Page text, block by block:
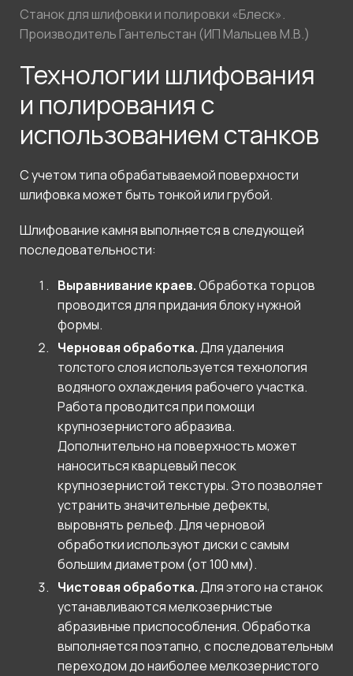
Станок для шлифовки и полировки «Блеск».
Производитель Гантельстан (ИП Мальцев М.В.)
Технологии шлифования
и полирования с
использованием станков
С учетом типа обрабатываемой поверхности
шлифовка может быть тонкой или грубой.
Шлифование камня выполняется в следующей
последовательности:
Выравнивание краев.Обработка торцов
проводится для придания блоку нужной
формы.
Черновая обработка.Для удаления
толстого слоя используется технология
водяного охлаждения рабочего участка.
Работа проводится при помощи
крупнозернистого абразива.
Дополнительно на поверхность может
наноситься кварцевый песок
крупнозернистой текстуры. Это позволяет
устранить значительные дефекты,
выровнять рельеф. Для черновой
обработки используют диски с самым
большим диаметром (от 100 мм).
Чистовая обработка.Для этого на станок
устанавливаются мелкозернистые
абразивные приспособления. Обработка
выполняется поэтапно, с последовательным
переходом до наиболее мелкозернистого